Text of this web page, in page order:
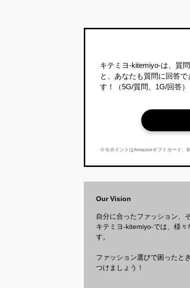
キテミヨ-kitemiyo-は、質
と、あなたも質問に回答
す！
（5G/質問、1G/回答）
※ＧポイントはAmazonギフトカード、
Our Vision
自分に合ったファッション、
キテミヨ-kitemiyo-では、様
す。
ファッション選びで困ったと
つけましょう！